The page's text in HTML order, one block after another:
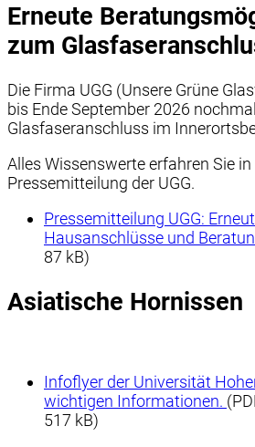
Erneute
zum
Die Firma UGG (Unsere Grüne
bis Ende September 2026
Glasfaseranschluss im
Alles Wissenswerte erfahren Sie in
Pressemitteilung der UGG.
Pressemitteilung UGG:
Hausanschlüsse und
87 kB)
Asiatische Hornissen
Infoflyer der Universität
wichtigen Informationen.
517 kB)